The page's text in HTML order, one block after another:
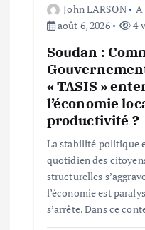
John LARSON A
août 6, 2026
4
Soudan :
« TASIS »
l’économie
productivité ?
La stabilité politique
quotidien des
structurelles
l’économie est
s’arrête. Dans ce